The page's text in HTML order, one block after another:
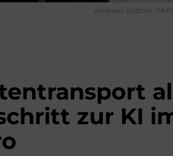
Andreas Büttner
zur KI